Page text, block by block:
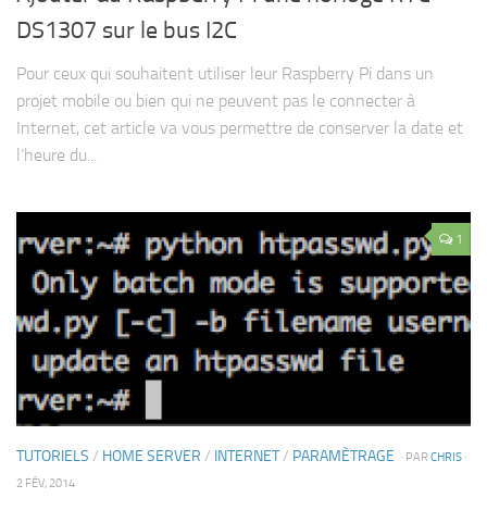
DS1307 sur le bus I2C
Pour ceux qui souhaitent utiliser leur Raspberry Pi dans un
projet mobile ou bien qui ne peuvent pas le connecter à
Internet, cet article va vous permettre de conserver la date et
l’heure du...
1
TUTORIELS / HOME SERVER / INTERNET/ PARAMÈTRAGE · PAR CHRIS ·
2 FÉV, 2014